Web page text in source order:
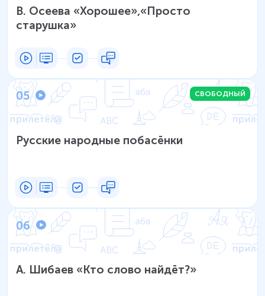
В. Осеева «Хорошее»,«Просто
старушка»
05 СВОБОДНЫЙ
Русские народные побасёнки
06
А. Шибаев «Кто слово найдёт?»